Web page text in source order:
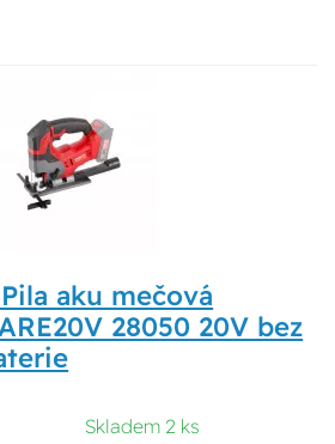
aku mečová
28050 20V bez
Skladem 2 ks